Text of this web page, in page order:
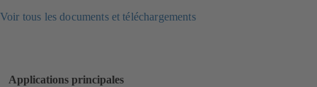
Voir tous les documents et téléchargements
Applications principales